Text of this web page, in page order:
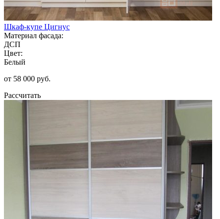
Шкаф-купе Цигнус
Материал фасада:
ДСП
Цвет:
Белый
от 58 000 руб.
Рассчитать